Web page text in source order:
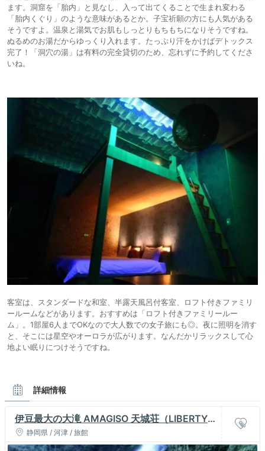
ます。洞窟を「胎内」と見なし、入って出てくることで生まれ変わる
「胎内くぐり」のような意味があるとか。子宝祈願の方にも人気がある
そうですよ。温泉と湯気でお肌もしっとりもちもちになりそうですね。
ぬるめのお湯だからゆっくり入れます。たっぷり汗をかけばデトックス
完了！「洞穴の湯」は有料の完全貸切のため、忘れずに予約してくださ
いね。
客室は、スタンダードな和室、半露天風呂付客室、ロフト付きファミリ
ールームなどがあります。おすすめは「ロフト付きファミリールー
ム」。1部屋6人までOKなので大人数での女子旅にも◎。夜に照明を消す
と、そこには星空やオーロラが広がります。なんだかリラックスして心
地よい眠りにつけそうですね。
詳細情報
伊豆最大の大滝 AMAGISO 天城荘（LIBERTY
RESORT）
静岡県 / 河津 / 旅館